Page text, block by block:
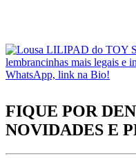
FIQUE POR
NOVIDADES E